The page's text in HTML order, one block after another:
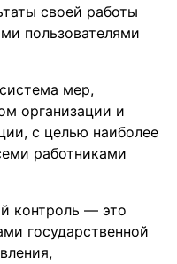
своей работы
пользователями
мер,
организации и
с целью наиболее
работниками
контроль — это
государственной